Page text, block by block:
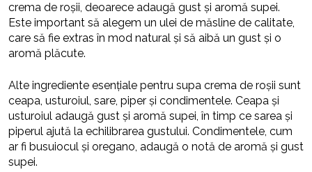
crema de roșii, deoarece adaugă gust și aromă supei.
Este important să alegem un ulei de măsline de calitate,
care să fie extras în mod natural și să aibă un gust și o
aromă plăcute.
Alte ingrediente esențiale pentru supa crema de roșii sunt
ceapa, usturoiul, sare, piper și condimentele. Ceapa și
usturoiul adaugă gust și aromă supei, în timp ce sarea și
piperul ajută la echilibrarea gustului. Condimentele, cum
ar fi busuiocul și oregano, adaugă o notă de aromă și gust
supei.